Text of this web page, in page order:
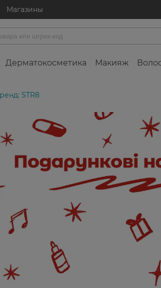
Магазины
Дерматокосметика Макияж
STR8